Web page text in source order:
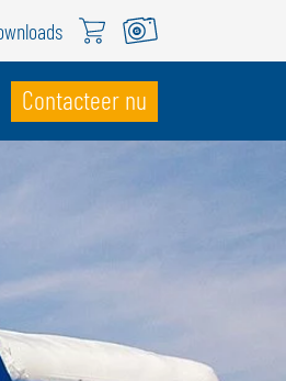
Contacteer nu